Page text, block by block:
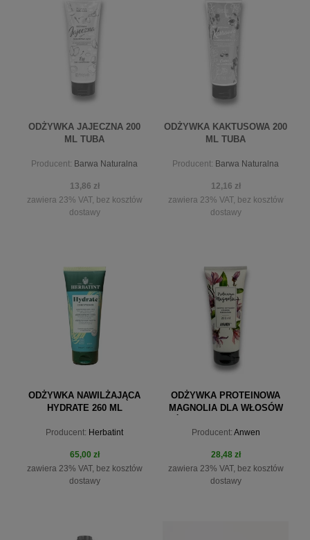
do koszyka do koszyka
ODŻYWKA JAJECZNA 200
ML TUBA
Producent: Barwa Naturalna
13,86 zł
zawiera 23% VAT, bez kosztów
dostawy
powiadom o dostępności
ODŻYWKA KAKTUSOWA 200
ML TUBA
Producent: Barwa Naturalna
12,16 zł
zawiera 23% VAT, bez kosztów
dostawy
powiadom o dostępności
ODŻYWKA NAWILŻAJĄCA
HYDRATE 260 ML
Producent: Herbatint
65,00 zł
zawiera 23% VAT, bez kosztów
dostawy
ODŻYWKA PROTEINOWA
MAGNOLIA DLA WŁOSÓW
200ML
Producent: Anwen
28,48 zł
zawiera 23% VAT, bez kosztów
dostawy